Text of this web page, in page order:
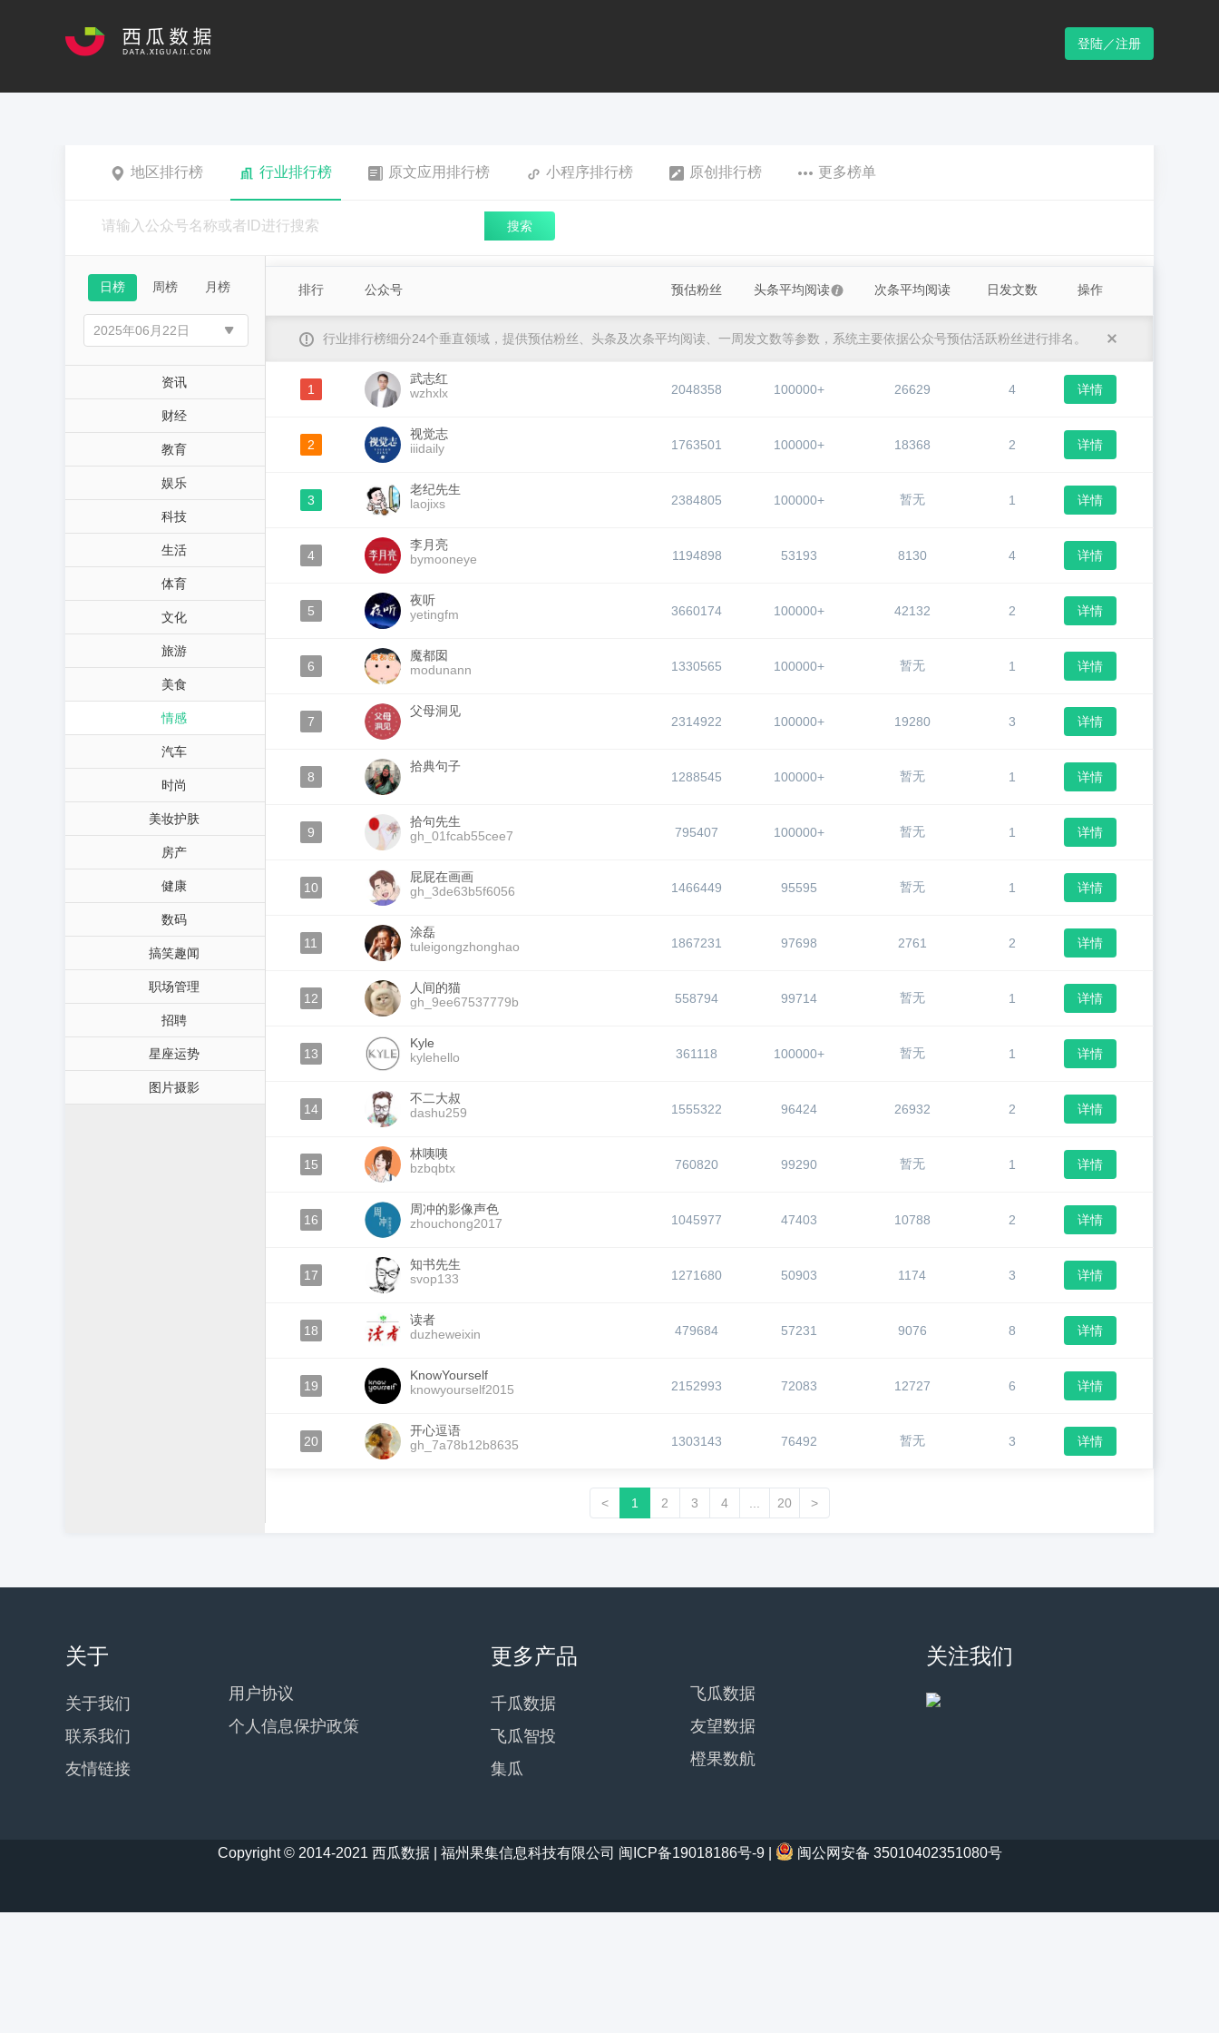
登陆／注册
地区排行榜 行业排行榜 原文应用排行榜 小程序排行榜 原创排行榜 更多榜单
搜索
日榜 周榜 月榜
资讯
财经
教育
娱乐
科技
生活
体育
文化
旅游
美食
情感
汽车
时尚
美妆护肤
房产
健康
数码
搞笑趣闻
职场管理
招聘
星座运势
图片摄影
排行 公众号 预估粉丝 头条平均阅读 次条平均阅读 日发文数 操作
行业排行榜细分24个垂直领域，提供预估粉丝、头条及次条平均阅读、一周发文数等参数，系统主要依据公众号预估活跃粉丝进行排名。
1
武志红
wzhxlx
2048358 100000+ 26629 4 详情
2
视觉志
iiidaily
1763501 100000+ 18368 2 详情
3
老纪先生
laojixs
2384805 100000+ 暂无 1 详情
4
李月亮
bymooneye
1194898 53193 8130 4 详情
5
夜听
yetingfm
3660174 100000+ 42132 2 详情
6
魔都囡
modunann
1330565 100000+ 暂无 1 详情
7
父母洞见
2314922 100000+ 19280 3 详情
8
拾典句子
1288545 100000+ 暂无 1 详情
9
拾句先生
gh_01fcab55cee7
795407 100000+ 暂无 1 详情
10
屁屁在画画
gh_3de63b5f6056
1466449 95595 暂无 1 详情
11
涂磊
tuleigongzhonghao
1867231 97698 2761 2 详情
12
人间的猫
gh_9ee67537779b
558794 99714 暂无 1 详情
13
Kyle
kylehello
361118 100000+ 暂无 1 详情
14
不二大叔
dashu259
1555322 96424 26932 2 详情
15
林咦咦
bzbqbtx
760820 99290 暂无 1 详情
16
周冲的影像声色
zhouchong2017
1045977 47403 10788 2 详情
17
知书先生
svop133
1271680 50903 1174 3 详情
18
读者
duzheweixin
479684 57231 9076 8 详情
19
KnowYourself
knowyourself2015
2152993 72083 12727 6 详情
20
开心逗语
gh_7a78b12b8635
1303143 76492 暂无 3 详情
< 1 2 3 4 20 >
关于
关于我们
联系我们
友情链接
用户协议
个人信息保护政策
更多产品
千瓜数据
飞瓜智投
集瓜
飞瓜数据
友望数据
橙果数航
关注我们
Copyright © 2014-2021 西瓜数据 | 福州果集信息科技有限公司 闽ICP备19018186号-9 闽公网安备 35010402351080号